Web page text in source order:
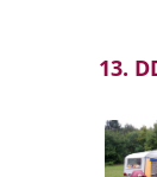
13.